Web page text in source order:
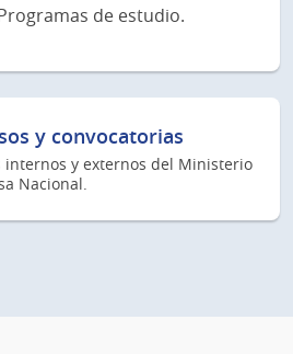
de estudio.
y convocatorias
internos y externos del Ministerio
Nacional.